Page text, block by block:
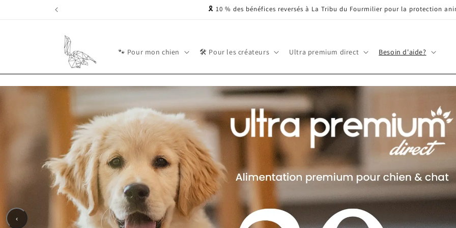
Ignorer et passer
🎗️ 10 % des bénéfices reversés à La Tribu du Fourmilier pour la protection
🐾 Pour mon chien 🛠 Pour les créateurs Ultra premium direct Besoin d'aide?
‹